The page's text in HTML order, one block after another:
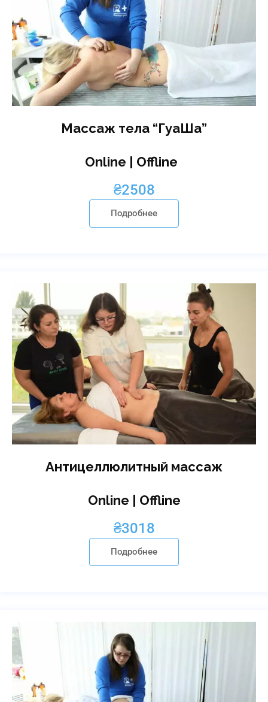
Массаж тела “ГуаШа”
Online | Offline
₴2508
Подробнее
Антицеллюлитный массаж
Online | Offline
₴3018
Подробнее